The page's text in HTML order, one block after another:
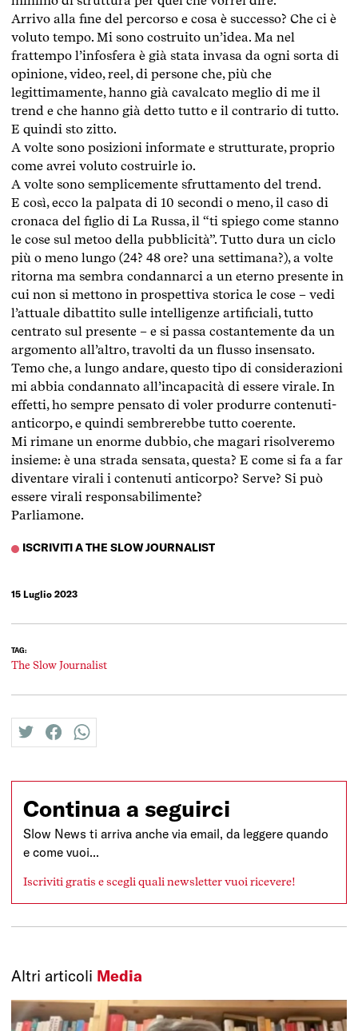
Arrivo alla fine del percorso e cosa è successo? Che ci è
voluto tempo. Mi sono costruito un’idea. Ma nel
frattempo l’infosfera è già stata invasa da ogni sorta di
opinione, video, reel, di persone che, più che
legittimamente, hanno già cavalcato meglio di me il
trend e che hanno già detto tutto e il contrario di tutto.
E quindi sto zitto.
A volte sono posizioni informate e strutturate, proprio
come avrei voluto costruirle io.
A volte sono semplicemente sfruttamento del trend.
E così, ecco la palpata di 10 secondi o meno, il caso di
cronaca del figlio di La Russa, il “ti spiego come stanno
le cose sul metoo della pubblicità”. Tutto dura un ciclo
più o meno lungo (24? 48 ore? una settimana?), a volte
ritorna ma sembra condannarci a un eterno presente in
cui non si mettono in prospettiva storica le cose – vedi
l’attuale dibattito sulle intelligenze artificiali, tutto
centrato sul presente – e si passa costantemente da un
argomento all’altro, travolti da un flusso insensato.
Temo che, a lungo andare, questo tipo di considerazioni
mi abbia condannato all’incapacità di essere virale. In
effetti, ho sempre pensato di voler produrre contenuti-
anticorpo, e quindi sembrerebbe tutto coerente.
Mi rimane un enorme dubbio, che magari risolveremo
insieme: è una strada sensata, questa? E come si fa a far
diventare virali i contenuti anticorpo? Serve? Si può
essere virali responsabilimente?
Parliamone.
ISCRIVITI A THE SLOW JOURNALIST
15 Luglio 2023
TAG:
The Slow Journalist
twitterfacebookwhatsapp
Continua a seguirci
Slow News ti arriva anche via email, da leggere quando
e come vuoi...
Iscriviti gratis e scegli quali newsletter vuoi ricevere!
Altri articoli Media